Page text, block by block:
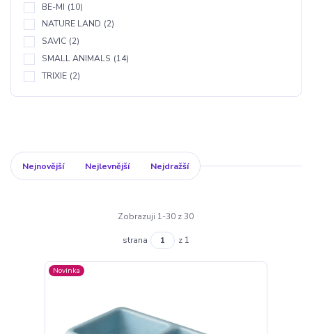
BE-MI (10)
NATURE LAND (2)
SAVIC (2)
SMALL ANIMALS (14)
TRIXIE (2)
Nejnovější Nejlevnější Nejdražší
Zobrazuji 1-30 z 30
strana z 1
Novinka